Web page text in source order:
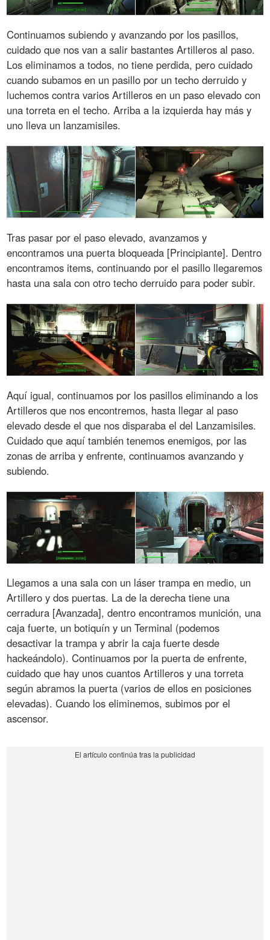
Continuamos subiendo y avanzando por los pasillos,
cuidado que nos van a salir bastantes Artilleros al paso.
Los eliminamos a todos, no tiene perdida, pero cuidado
cuando subamos en un pasillo por un techo derruido y
luchemos contra varios Artilleros en un paso elevado con
una torreta en el techo. Arriba a la izquierda hay más y
uno lleva un lanzamisiles.
Tras pasar por el paso elevado, avanzamos y
encontramos una puerta bloqueada [Principiante]. Dentro
encontramos items, continuando por el pasillo llegaremos
hasta una sala con otro techo derruido para poder subir.
Aquí igual, continuamos por los pasillos eliminando a los
Artilleros que nos encontremos, hasta llegar al paso
elevado desde el que nos disparaba el del Lanzamisiles.
Cuidado que aquí también tenemos enemigos, por las
zonas de arriba y enfrente, continuamos avanzando y
subiendo.
Llegamos a una sala con un láser trampa en medio, un
Artillero y dos puertas. La de la derecha tiene una
cerradura [Avanzada], dentro encontramos munición, una
caja fuerte, un botiquín y un Terminal (podemos
desactivar la trampa y abrir la caja fuerte desde
hackeándolo). Continuamos por la puerta de enfrente,
cuidado que hay unos cuantos Artilleros y una torreta
según abramos la puerta (varios de ellos en posiciones
elevadas). Cuando los eliminemos, subimos por el
ascensor.